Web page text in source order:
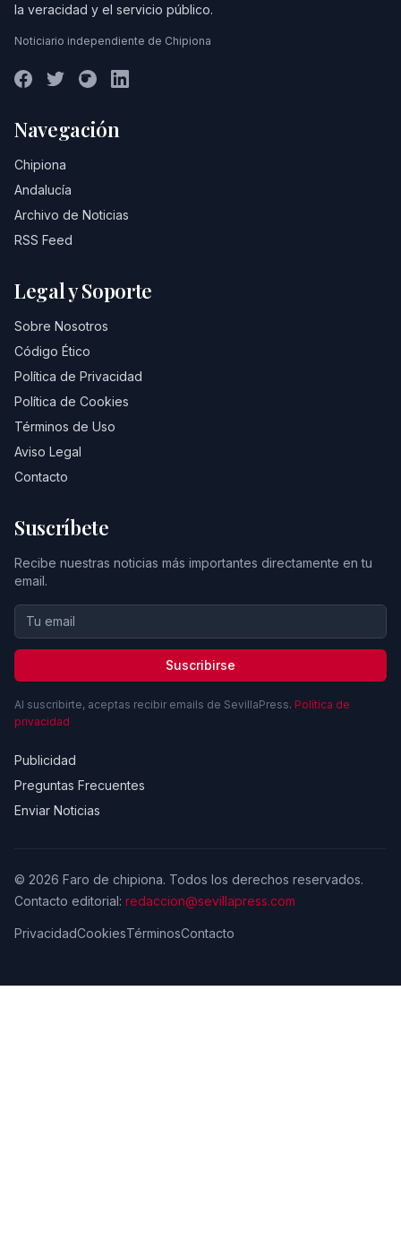
la veracidad y el servicio público.
Noticiario independiente de Chipiona
Navegación
Chipiona
Andalucía
Archivo de Noticias
RSS Feed
Legal y Soporte
Sobre Nosotros
Código Ético
Política de Privacidad
Política de Cookies
Términos de Uso
Aviso Legal
Contacto
Suscríbete
Recibe nuestras noticias más importantes directamente en tu
email.
Suscribirse
Al suscribirte, aceptas recibir emails de SevillaPress. Política de
privacidad
Publicidad
Preguntas Frecuentes
Enviar Noticias
© 2026 Faro de chipiona. Todos los derechos reservados.
Contacto editorial: redaccion@sevillapress.com
PrivacidadCookiesTérminosContacto